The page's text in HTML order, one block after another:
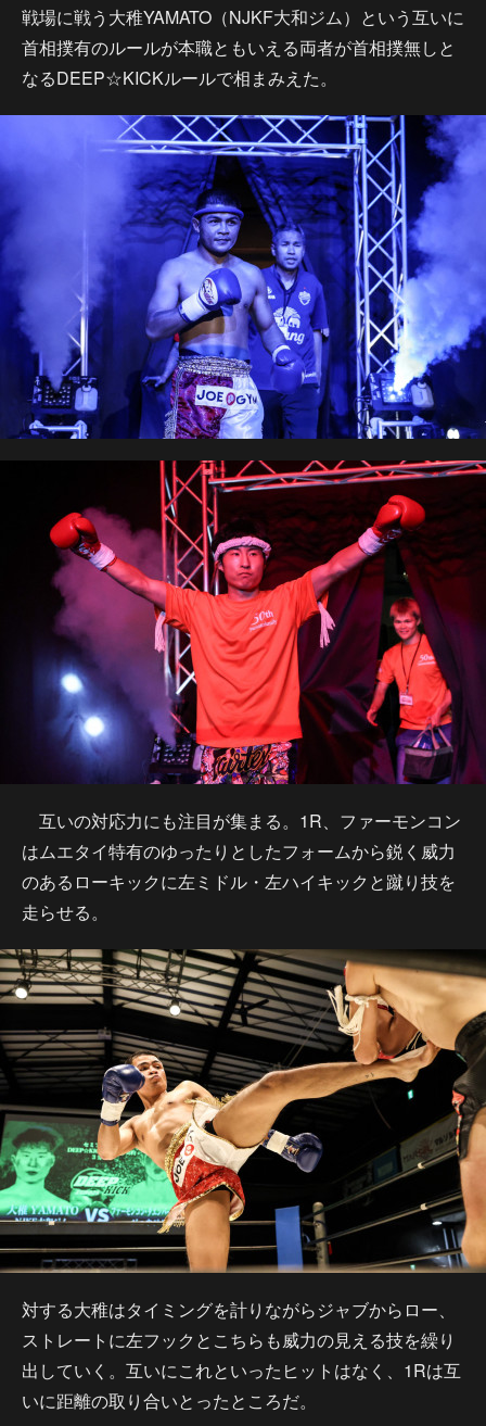
戦場に戦う大稚YAMATO（NJKF大和ジム）という互いに
首相撲有のルールが本職ともいえる両者が首相撲無しと
なるDEEP☆KICKルールで相まみえた。
互いの対応力にも注目が集まる。1R、ファーモンコン
はムエタイ特有のゆったりとしたフォームから鋭く威力
のあるローキックに左ミドル・左ハイキックと蹴り技を
走らせる。
対する大稚はタイミングを計りながらジャブからロー、
ストレートに左フックとこちらも威力の見える技を繰り
出していく。互いにこれといったヒットはなく、1Rは互
いに距離の取り合いとったところだ。